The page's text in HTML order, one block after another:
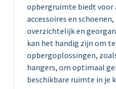
opbergruimte biedt voor
accessoires en
overzichtelijk en
kan het handig zijn om
opbergoplossingen,
hangers, om optimaal
beschikbare ruimte in je